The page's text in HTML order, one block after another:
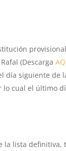
(Descarga
día siguiente de
lo cual el último
la lista definitiva,